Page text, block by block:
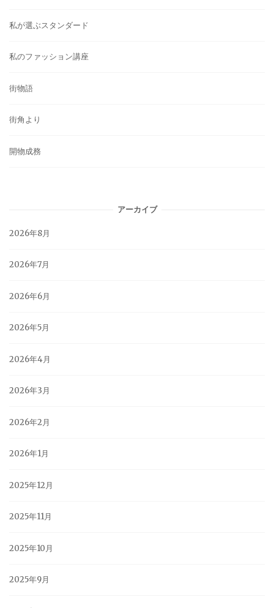
私が選ぶスタンダード
私のファッション講座
街物語
街角より
開物成務
アーカイブ
2026年8月
2026年7月
2026年6月
2026年5月
2026年4月
2026年3月
2026年2月
2026年1月
2025年12月
2025年11月
2025年10月
2025年9月